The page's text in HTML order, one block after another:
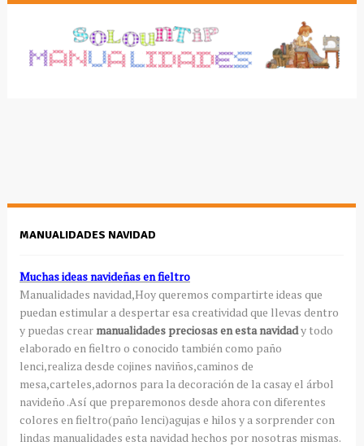
MANUALIDADES NAVIDAD
Muchas ideas navideñas en fieltro
Manualidades navidad,Hoy queremos compartirte ideas que
puedan estimular a despertar esa creatividad que llevas dentro
y puedas crearmanualidadespreciosas en esta navidady todo
elaborado en fieltro o conocido también como paño
lenci,realiza desde cojines naviños,caminos de
mesa,carteles,adornos para la decoración de la casay el árbol
navideño .Así que preparemonos desde ahora con diferentes
colores en fieltro(paño lenci)agujas e hilos y a sorprender con
lindas manualidades esta navidad hechos por nosotras mismas.